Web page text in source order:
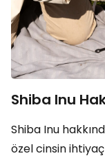
Shiba Inu
Shiba Inu
özel cinsin